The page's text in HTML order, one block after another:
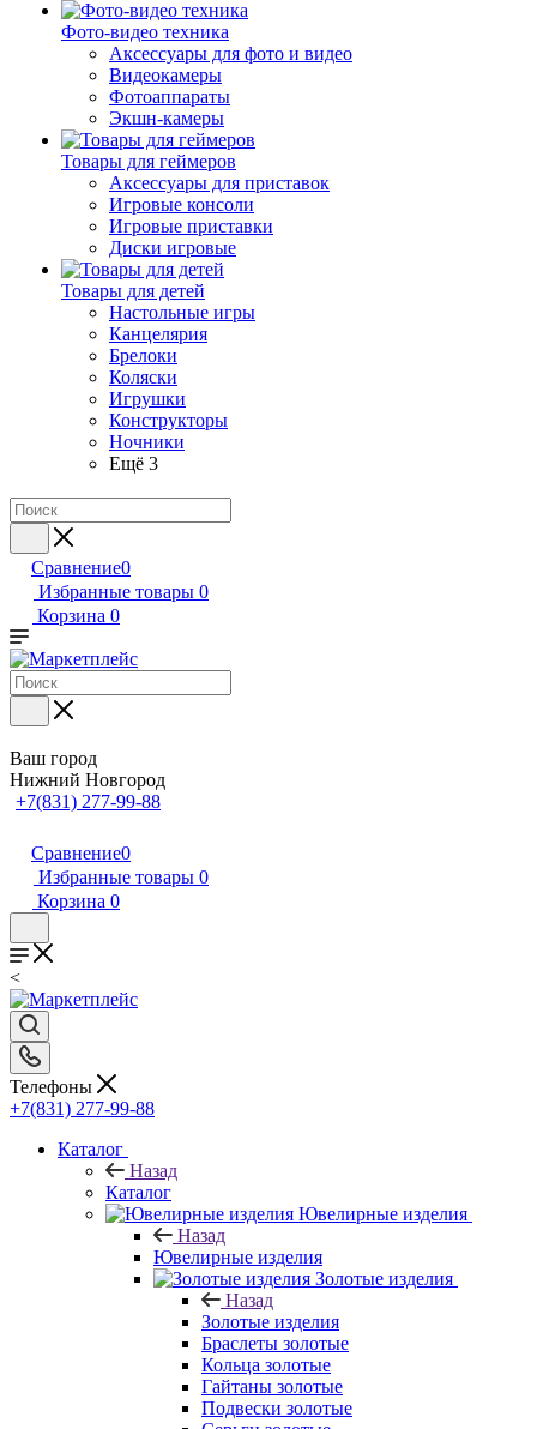
Фото-видео техника
Аксессуары для фото и видео
Видеокамеры
Фотоаппараты
Экшн-камеры
Товары для геймеров
Аксессуары для приставок
Игровые консоли
Игровые приставки
Диски игровые
Товары для детей
Настольные игры
Канцелярия
Брелоки
Коляски
Игрушки
Конструкторы
Ночники
Ещё 3
Сравнение0
Избранные товары 0
Корзина 0
Ваш город
Нижний Новгород
+7(831) 277-99-88
Сравнение0
Избранные товары 0
Корзина 0
<
Телефоны
+7(831) 277-99-88
Каталог
Назад
Каталог
Ювелирные изделия
Назад
Ювелирные изделия
Золотые изделия
Назад
Золотые изделия
Браслеты золотые
Кольца золотые
Гайтаны золотые
Подвески золотые